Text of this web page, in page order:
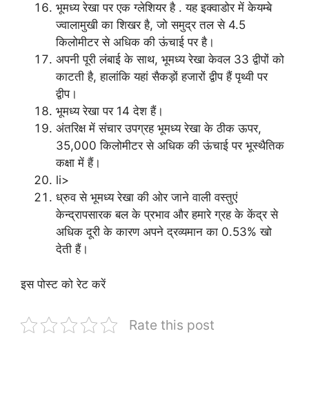
भूमध्य रेखा पर एक ग्लेशियर है . यह इक्वाडोर में केयम्बे
ज्वालामुखी का शिखर है, जो समुद्र तल से 4.5
किलोमीटर से अधिक की ऊंचाई पर है।
अपनी पूरी लंबाई के साथ, भूमध्य रेखा केवल 33 द्वीपों को
काटती है, हालांकि यहां सैकड़ों हजारों द्वीप हैं पृथ्वी पर
द्वीप।
भूमध्य रेखा पर 14 देश हैं।
अंतरिक्ष में संचार उपग्रह भूमध्य रेखा के ठीक ऊपर,
35,000 किलोमीटर से अधिक की ऊंचाई पर भूस्थैतिक
कक्षा में हैं।
li>
ध्रुव से भूमध्य रेखा की ओर जाने वाली वस्तुएं
केन्द्रापसारक बल के प्रभाव और हमारे ग्रह के केंद्र से
अधिक दूरी के कारण अपने द्रव्यमान का 0.53% खो
देती हैं।
इस पोस्ट को रेट करें
Rate this post